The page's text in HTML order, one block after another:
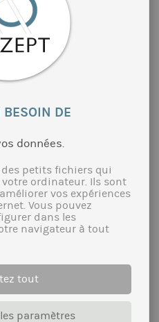
POTABLE PAR
EN CENTRE
bio régionales pour
dans le Jura du
et les régions
de la région du Jura du
développer l’agriculture
la qualité de l’eau
ce faire, des filières
créées ou renforcées,
situées
projet pilote, unique en
pour le
für ländliche
DE
données.
des petits fichiers qui
ordinateur. Ils sont
vos expériences
Vous pouvez
dans les
navigateur à tout
tout
paramètres